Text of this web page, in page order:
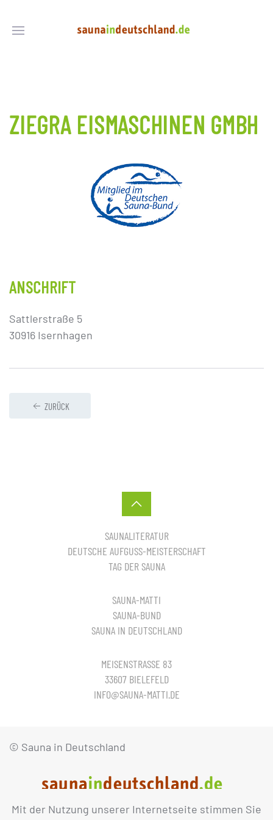
Mit der Nutzung unserer Internetseite stimmen Sie
ZIEGRA EISMASCHINEN GMBH
ANSCHRIFT
Sattlerstraße 5
30916 Isernhagen
ZURÜCK
SAUNALITERATUR
DEUTSCHE AUFGUSS-MEISTERSCHAFT
TAG DER SAUNA
SAUNA-MATTI
SAUNA-BUND
SAUNA IN DEUTSCHLAND
MEISENSTRASSE 83
33607 BIELEFELD
INFO@SAUNA-MATTI.DE
© Sauna in Deutschland